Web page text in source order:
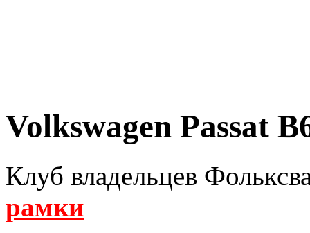
Volkswagen Passat
Клуб владельцев
рамки